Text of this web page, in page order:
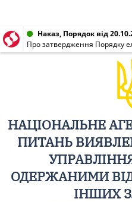
Наказ, Порядок від